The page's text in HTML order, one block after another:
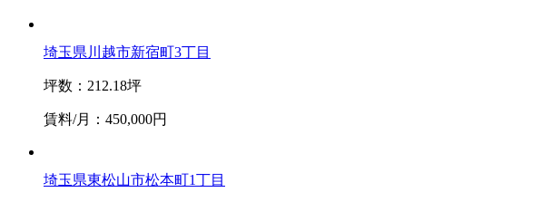
埼玉県川越市新宿町3丁目
坪数：212.18坪
賃料/月：450,000円
埼玉県東松山市松本町1丁目